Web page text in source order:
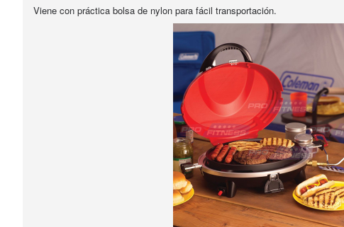
Viene con práctica bolsa de nylon para fácil transportación.